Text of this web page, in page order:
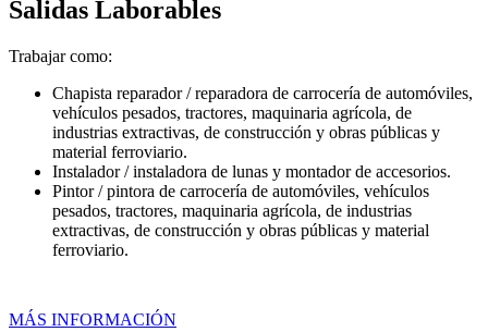
Salidas Laborables
Trabajar como:
Chapista reparador / reparadora de carrocería de automóviles,
vehículos pesados, tractores, maquinaria agrícola, de
industrias extractivas, de construcción y obras públicas y
material ferroviario.
Instalador / instaladora de lunas y montador de accesorios.
Pintor / pintora de carrocería de automóviles, vehículos
pesados, tractores, maquinaria agrícola, de industrias
extractivas, de construcción y obras públicas y material
ferroviario.
MÁS INFORMACIÓN